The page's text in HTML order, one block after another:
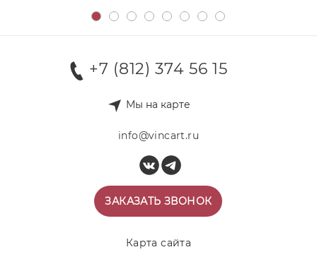
+7 (812) 374 56 15
Мы на карте
info@vincart.ru
ЗАКАЗАТЬ ЗВОНОК
Карта сайта